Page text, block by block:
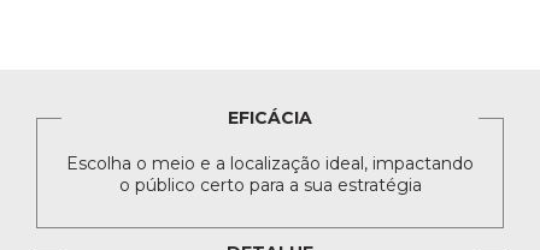
EFICÁCIA
Escolha o meio e a localização ideal, impactando
o público certo para a sua estratégia